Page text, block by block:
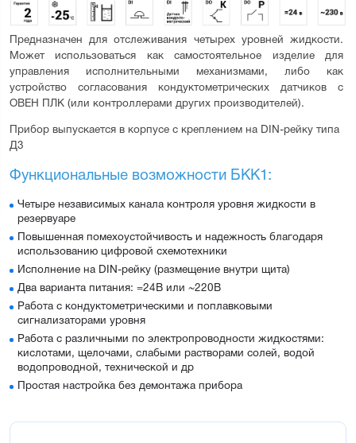
Предназначен для отслеживания четырех уровней жидкости.
Может использоваться как самостоятельное изделие для
управления исполнительными механизмами, либо как
устройство согласования кондуктометрических датчиков с
ОВЕН ПЛК (или контроллерами других производителей).
Прибор выпускается в корпусе с креплением на DIN-рейку типа
Д3
Функциональные возможности БКК1:
Четыре независимых канала контроля уровня жидкости в
резервуаре
Повышенная помехоустойчивость и надежность благодаря
использованию цифровой схемотехники
Исполнение на DIN-рейку (размещение внутри щита)
Два варианта питания: =24В или ~220В
Работа с кондуктометрическими и поплавковыми
сигнализаторами уровня
Работа с различными по электропроводности жидкостями:
кислотами, щелочами, слабыми растворами солей, водой
водопроводной, технической и др
Простая настройка без демонтажа прибора